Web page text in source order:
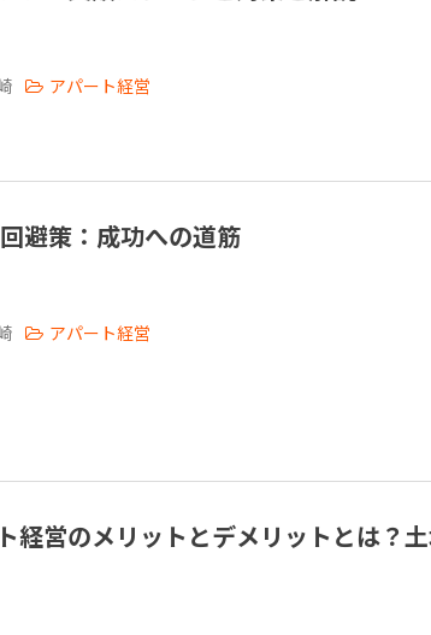
アパート経営
避策：成功への道筋
アパート経営
経営のメリットとデメリットとは？